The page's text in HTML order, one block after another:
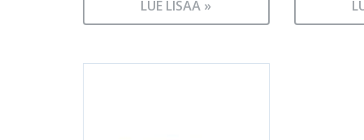
LUE LISÄÄ »